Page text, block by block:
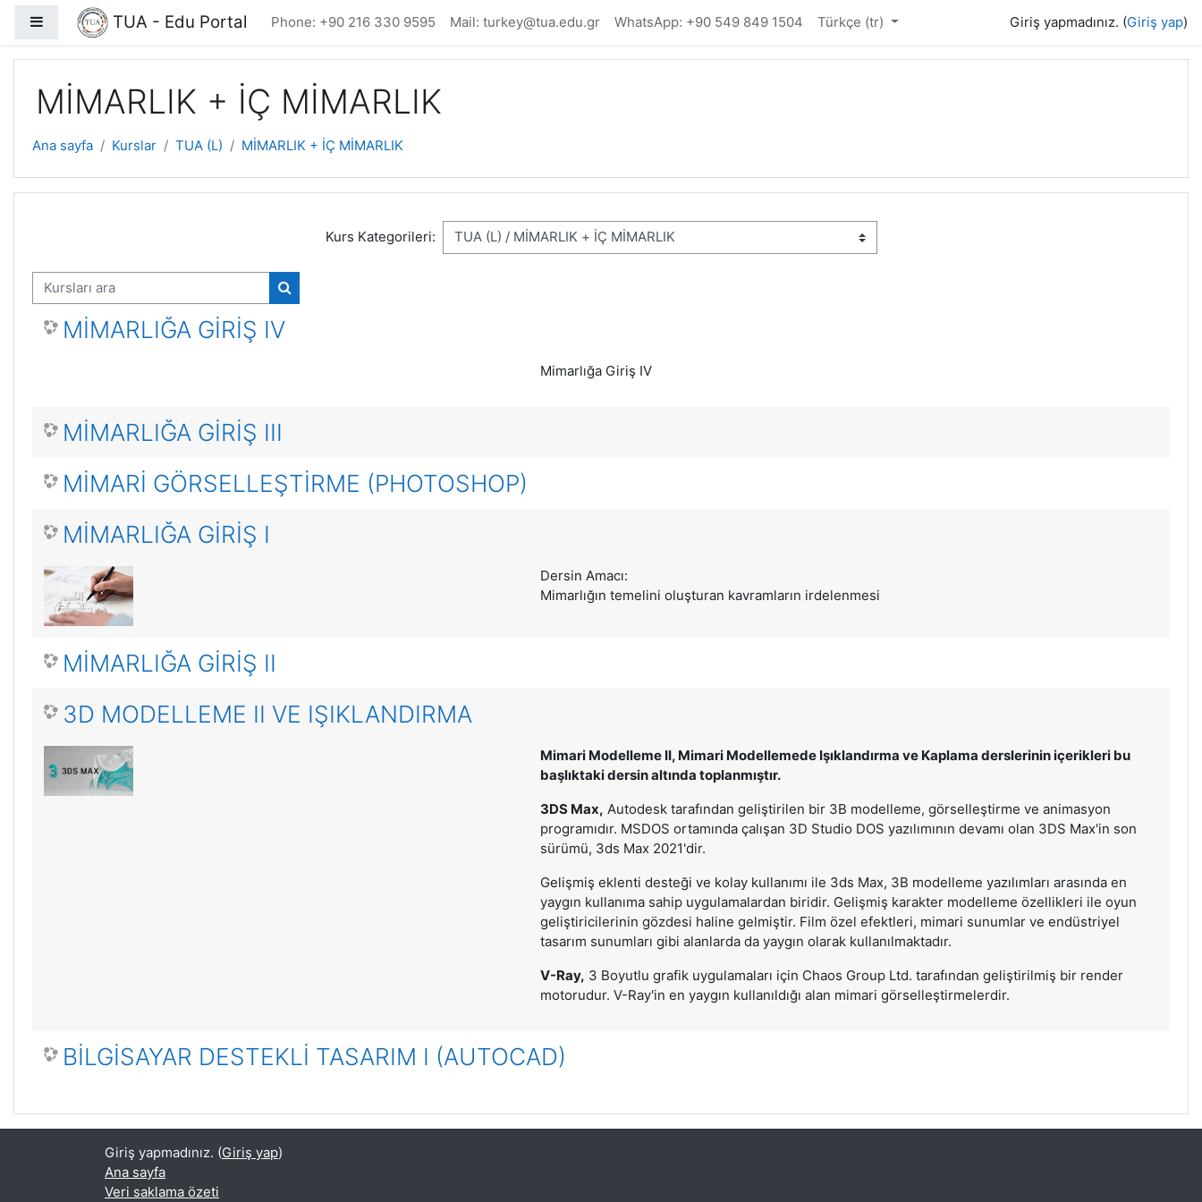
Ana içeriğe git
Yan panel TUA - Edu Portal Phone: +90 216 330 9595 Mail: turkey@tua.edu.gr WhatsApp: +90 549 849 1504 Türkçe ‎(tr)‎ Giriş yapmadınız. (Giriş yap)
MİMARLIK + İÇ MİMARLIK
Ana sayfa Kurslar TUA (L) MİMARLIK + İÇ MİMARLIK
Kurs Kategorileri:
Kursları ara
Kursları ara
MİMARLIĞA GİRİŞ IV
Mimarlığa Giriş IV
MİMARLIĞA GİRİŞ III
MİMARİ GÖRSELLEŞTİRME (PHOTOSHOP)
MİMARLIĞA GİRİŞ I
Dersin Amacı:
Mimarlığın temelini oluşturan kavramların irdelenmesi
MİMARLIĞA GİRİŞ II
3D MODELLEME II VE IŞIKLANDIRMA
Mimari Modelleme II, Mimari Modellemede Işıklandırma ve Kaplama derslerinin içerikleri bu
başlıktaki dersin altında toplanmıştır.
3DS Max, Autodesk tarafından geliştirilen bir 3B modelleme, görselleştirme ve animasyon
programıdır. MSDOS ortamında çalışan 3D Studio DOS yazılımının devamı olan 3DS Max'in son
sürümü, 3ds Max 2021'dir.
Gelişmiş eklenti desteği ve kolay kullanımı ile 3ds Max, 3B modelleme yazılımları arasında en
yaygın kullanıma sahip uygulamalardan biridir. Gelişmiş karakter modelleme özellikleri ile oyun
geliştiricilerinin gözdesi haline gelmiştir. Film özel efektleri, mimari sunumlar ve endüstriyel
tasarım sunumları gibi alanlarda da yaygın olarak kullanılmaktadır.
V-Ray, 3 Boyutlu grafik uygulamaları için Chaos Group Ltd. tarafından geliştirilmiş bir render
motorudur. V-Ray'in en yaygın kullanıldığı alan mimari görselleştirmelerdir.
BİLGİSAYAR DESTEKLİ TASARIM I (AUTOCAD)
Giriş yapmadınız. (Giriş yap)
Ana sayfa
Veri saklama özeti